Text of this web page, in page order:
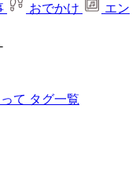
おでかけ
エン
て タグ一覧